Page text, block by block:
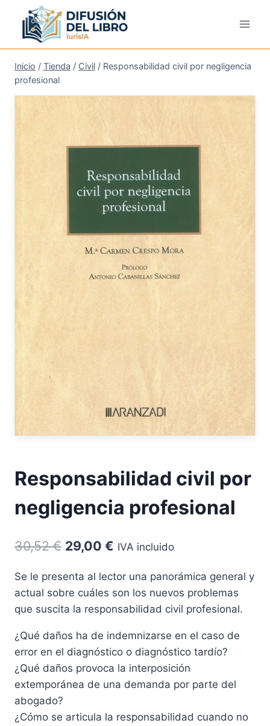
contenido
Inicio / Tienda / Civil / Responsabilidad civil por negligencia
profesional
Responsabilidad civil por
negligencia profesional
30,52€ El
original
era:
29,00 € El
actual
es:
IVA incluido
Se le presenta al lector una panorámica general y
actual sobre cuáles son los nuevos problemas
que suscita la responsabilidad civil profesional.
¿Qué daños ha de indemnizarse en el caso de
error en el diagnóstico o diagnóstico tardío?
¿Qué daños provoca la interposición
extemporánea de una demanda por parte del
abogado?
¿Cómo se articula la responsabilidad cuando no